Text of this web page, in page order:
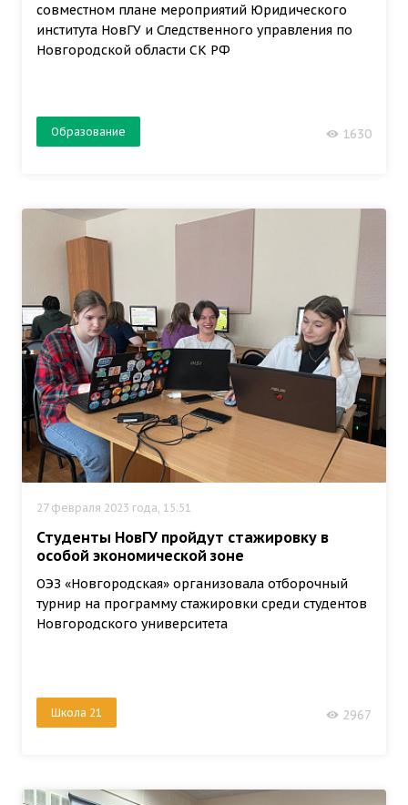
совместном плане мероприятий Юридического
института НовГУ и Следственного управления по
Новгородской области СК РФ
Образование 1630
27 февраля 2023 года, 15:51
Студенты НовГУ пройдут стажировку в
особой экономической зоне
ОЭЗ «Новгородская» организовала отборочный
турнир на программу стажировки среди студентов
Новгородского университета
Школа 21 2967